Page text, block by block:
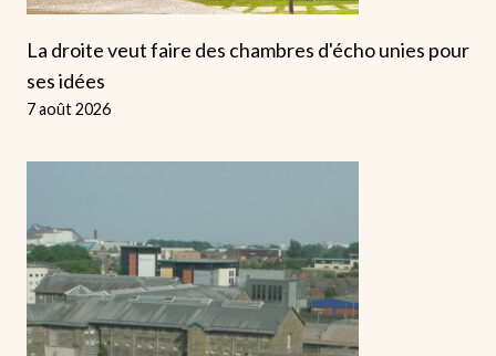
La droite veut faire des chambres d'écho unies pour
ses idées
7 août 2026